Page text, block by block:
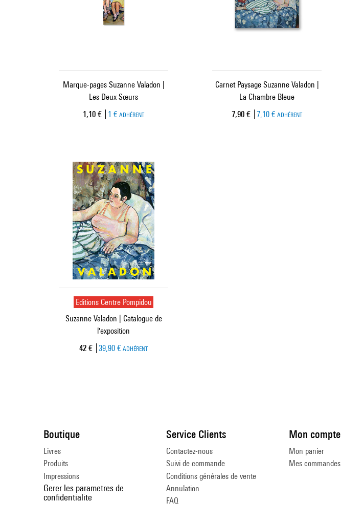
Marque-pages Suzanne Valadon |
Les Deux Sœurs
Prix ​​actuel
1,10 € 1 € ADHÉRENT
Carnet Paysage Suzanne Valadon |
La Chambre Bleue
Prix ​​actuel
7,90 € 7,10 € ADHÉRENT
Editions Centre Pompidou
Suzanne Valadon | Catalogue de
l'exposition
Prix ​​actuel
42 € 39,90 € ADHÉRENT
Boutique
Livres
Produits
Impressions
Gerer les parametres de
confidentialite
Service Clients
Contactez-nous
Suivi de commande
Conditions générales de vente
Annulation
FAQ
Mon compte
Mon panier
Mes commandes